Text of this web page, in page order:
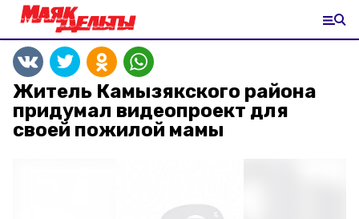
Житель Камызякского района
придумал видеопроект для
своей пожилой мамы